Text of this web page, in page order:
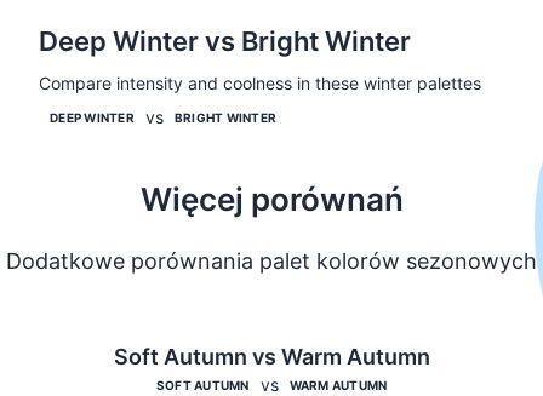
Deep Winter vs Bright Winter
Compare intensity and coolness in these winter palettes
DEEP WINTER vs BRIGHT WINTER
Więcej porównań
Dodatkowe porównania palet kolorów sezonowych
Soft Autumn vs Warm Autumn
SOFT AUTUMN vs WARM AUTUMN